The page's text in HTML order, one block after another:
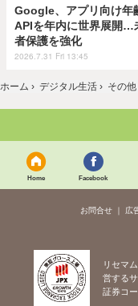
Google、アプリ向け年
APIを年内に世界展開…
者保護を強化
2026.7.31 Fri 13:45
ホーム › デジタル生活 › その他
Home Facebook
お問合せ 広
リセマ
営するサ
証券コ